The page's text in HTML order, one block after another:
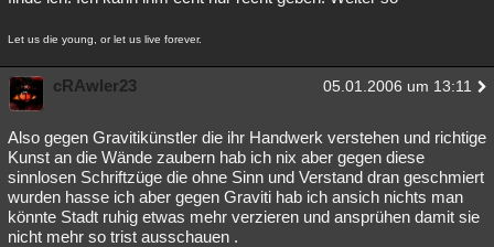
Let us die young, or let us live forever.
cRAwler23 05.01.2006 um 13:11
Also gegen Gravitikünstler die ihr Handwerk verstehen und richtige
Kunst an die Wände zaubern hab ich nix aber gegen diese
sinnlosen Schriftzüge die ohne Sinn und Verstand dran geschmiert
wurden hasse ich aber gegen Graviti hab ich ansich nichts man
könnte Stadt ruhig etwas mehr verzieren und ansprühen damit sie
nicht mehr so trist ausschauen .